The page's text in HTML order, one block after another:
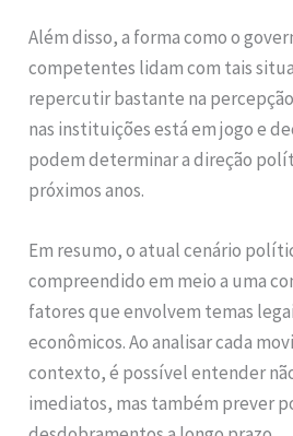
Além disso, a forma como o
competentes lidam com tais
repercutir bastante na
nas instituições está em jogo e
podem determinar a direção
próximos anos.
Em resumo, o atual cenário
compreendido em meio a uma
fatores que envolvem temas
econômicos. Ao analisar cada
contexto, é possível entender
imediatos, mas também prever